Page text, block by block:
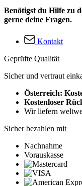
Benötigst du Hilfe zu
gerne deine Fragen.
Kontakt
Geprüfte Qualität
Sicher und vertraut
Österreich:
Kostenloser
Wir liefern
Sicher bezahlen mit
Nachnahme
Vorauskasse